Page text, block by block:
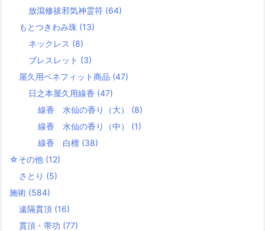
放瀉修祓邪気神霊符 (64)
もとつきわみ珠 (13)
ネックレス (8)
ブレスレット (3)
屋久用ベネフィット商品 (47)
日之本屋久用線香 (47)
線香 水仙の香り（大） (8)
線香 水仙の香り（中） (1)
線香 白檀 (38)
☆その他 (12)
さとり (5)
施術 (584)
遠隔貫頂 (16)
貫頂・帯功 (77)